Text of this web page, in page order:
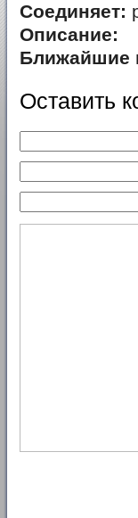
Соединяет:
Описание:
Ближайшие
Оставить